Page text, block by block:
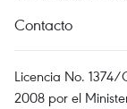
Contacto
Licencia No. 1374/
2008 por el